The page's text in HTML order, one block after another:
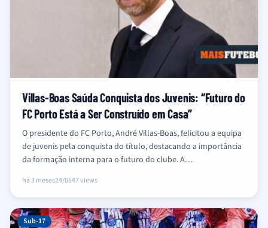
Villas-Boas Saúda Conquista dos Juvenis: “Futuro do
FC Porto Está a Ser Construído em Casa”
O presidente do FC Porto, André Villas-Boas, felicitou a equipa
de juvenis pela conquista do título, destacando a importância
da formação interna para o futuro do clube. A…
há 3 meses24/0547 views
Sub-17